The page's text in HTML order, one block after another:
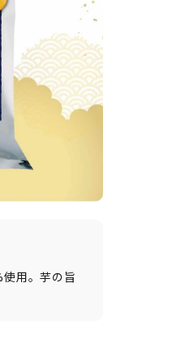
用。芋の旨